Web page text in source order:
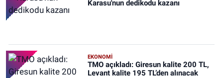
Karasu'nun dedikodu kazanı
EKONOMİ
TMO açıkladı: Giresun kalite 200 TL,
Levant kalite 195 TL’den alınacak